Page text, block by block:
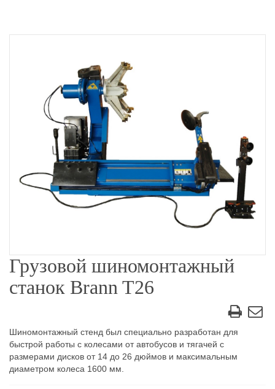
Грузовой шиномонтажный
станок Brann T26
Шиномонтажный стенд был специально разработан для
быстрой работы с колесами от автобусов и тягачей с
размерами дисков от 14 до 26 дюймов и максимальным
диаметром колеса 1600 мм.